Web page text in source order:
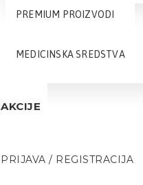
PREMIUM PROIZVODI
MEDICINSKA SREDSTVA
AKCIJE
PRIJAVA / REGISTRACIJA